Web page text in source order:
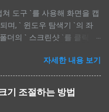
교해 보면 된다. 귀문과 혼
이 드나드는 문 The Meaning
Gate / 귀문과 혼문 뜻 어
`이란 단어를 한번쯤 봤을
모든 영들은 현실세계를 드
(door)를 사용한다. 영화나
도구 `를 사용해 화면을 캡
며, ` 윈도우 탐색기 `의 좌
더의 ` 스크린샷 `를 클릭하
를 확인했다면 필요없는 파일
자. 사용할 수 있는 드라이브
. 윈도우 캡쳐 이미지 자동
우 캡쳐 이미지 자동 저장
자세한 내용 보기
기 조절하는 방법